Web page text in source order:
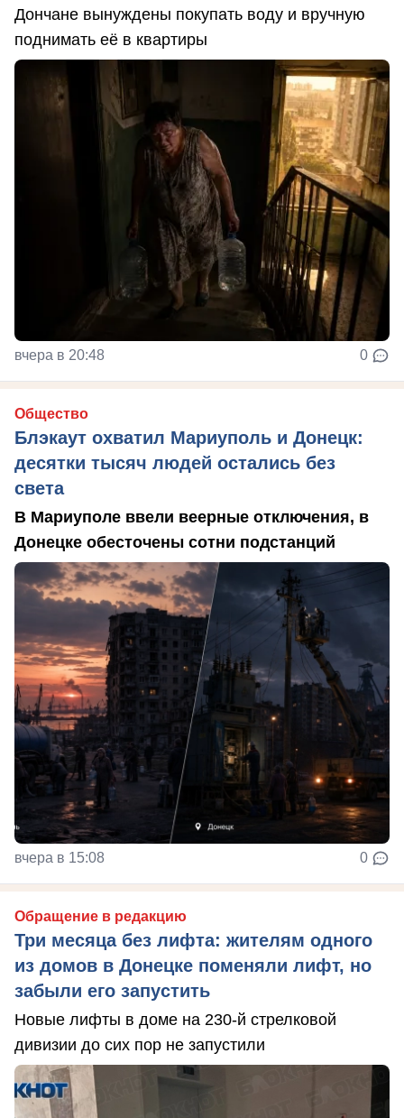
Дончане вынуждены покупать воду и вручную
поднимать её в квартиры
вчера в 20:48 0
Общество
Блэкаут охватил Мариуполь и Донецк:
десятки тысяч людей остались без
света
В Мариуполе ввели веерные отключения, в
Донецке обесточены сотни подстанций
вчера в 15:08 0
Обращение в редакцию
Три месяца без лифта: жителям одного
из домов в Донецке поменяли лифт, но
забыли его запустить
Новые лифты в доме на 230-й стрелковой
дивизии до сих пор не запустили